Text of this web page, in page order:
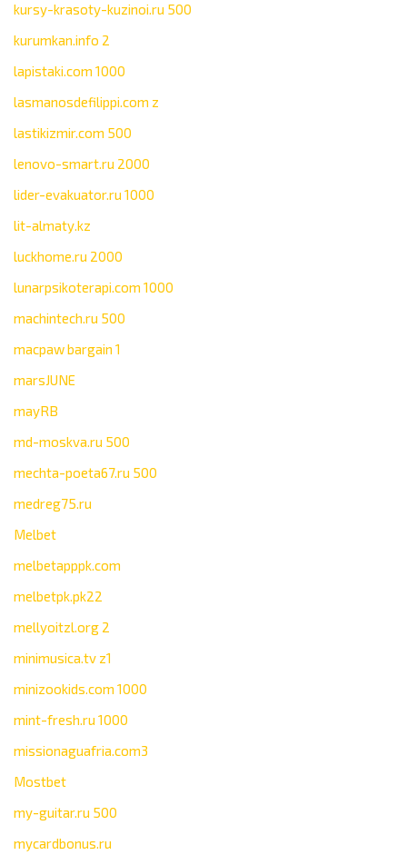
kursy-krasoty-kuzinoi.ru 500
kurumkan.info 2
lapistaki.com 1000
lasmanosdefilippi.com z
lastikizmir.com 500
lenovo-smart.ru 2000
lider-evakuator.ru 1000
lit-almaty.kz
luckhome.ru 2000
lunarpsikoterapi.com 1000
machintech.ru 500
macpaw bargain 1
marsJUNE
mayRB
md-moskva.ru 500
mechta-poeta67.ru 500
medreg75.ru
Melbet
melbetapppk.com
melbetpk.pk22
mellyoitzl.org 2
minimusica.tv z1
minizookids.com 1000
mint-fresh.ru 1000
missionaguafria.com3
Mostbet
my-guitar.ru 500
mycardbonus.ru